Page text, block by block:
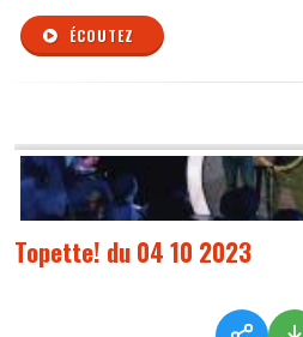
ÉCOUTEZ
Topette! du 04 10 2023